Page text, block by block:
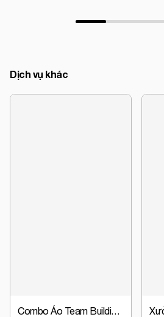
Dịch vụ khác
Combo Áo Team Building + Nón Đồng Phục Chỉ Từ 63.000đ | Giá Gốc Tại Xưởng